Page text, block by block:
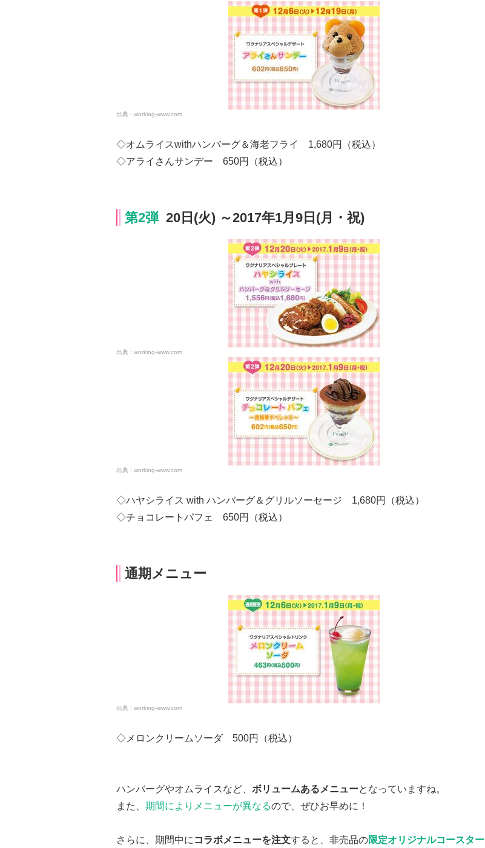
working-www.com
◇オムライスwithハンバーグ＆海老フライ 1,680円（税込）
◇アライさんサンデー 650円（税込）
第2弾20日(火) ～2017年1月9日(月・祝)
working-www.com
working-www.com
◇ハヤシライス with ハンバーグ＆グリルソーセージ 1,680円（税込）
◇チョコレートパフェ 650円（税込）
通期メニュー
working-www.com
◇メロンクリームソーダ 500円（税込）
ハンバーグやオムライスなど、 ボリュームあるメニューとなっていますね。
また、 期間によりメニューが異なるので、ぜひお早めに！
さらに、期間中に コラボメニューを注文すると、非売品の限定オリジナルコースター